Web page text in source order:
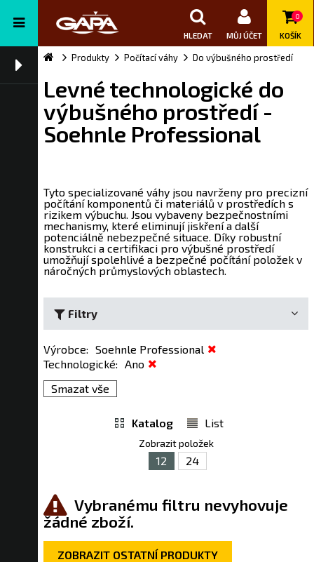
HLEDAT MŮJ ÚČET
0
KOŠÍK
Produkty Počítací váhy Do výbušného prostředí
Levné technologické do
výbušného prostředí -
Soehnle Professional
Tyto specializované váhy jsou navrženy pro precizní
počítání komponentů či materiálů v prostředích s
rizikem výbuchu. Jsou vybaveny bezpečnostními
mechanismy, které eliminují jiskření a další
potenciálně nebezpečné situace. Díky robustní
konstrukci a certifikaci pro výbušné prostředí
umožňují spolehlivé a bezpečné počítání položek v
náročných průmyslových oblastech.
Filtry
Výrobce: Soehnle Professional
Technologické: Ano
Smazat vše
Katalog List
Zobrazit položek
12 24
Vybranému filtru nevyhovuje
žádné zboží.
ZOBRAZIT OSTATNÍ PRODUKTY